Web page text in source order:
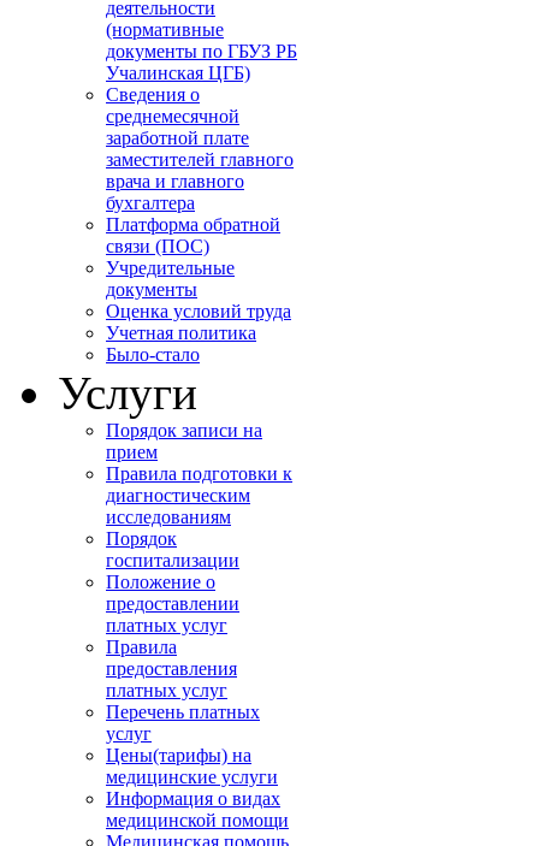
деятельности
(нормативные
документы по ГБУЗ РБ
Учалинская ЦГБ)
Сведения о
среднемесячной
заработной плате
заместителей главного
врача и главного
бухгалтера
Платформа обратной
связи (ПОС)
Учредительные
документы
Оценка условий труда
Учетная политика
Было-стало
Услуги
Порядок записи на
прием
Правила подготовки к
диагностическим
исследованиям
Порядок
госпитализации
Положение о
предоставлении
платных услуг
Правила
предоставления
платных услуг
Перечень платных
услуг
Цены(тарифы) на
медицинские услуги
Информация о видах
медицинской помощи
Медицинская помощь